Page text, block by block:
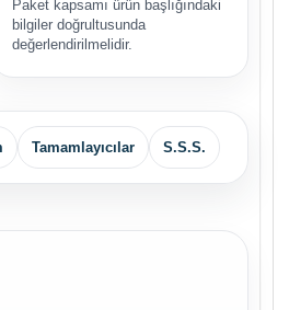
Paket kapsamı ürün başlığındaki
bilgiler doğrultusunda
değerlendirilmelidir.
Tamamlayıcılar S.S.S.